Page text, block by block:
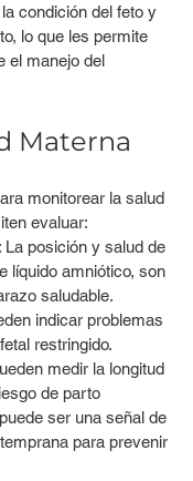
condición del feto y
lo que les permite
el manejo del
Materna
monitorear la salud
evaluar:
La posición y salud de
líquido amniótico, son
saludable.
indicar problemas
restringido.
medir la longitud
de parto
ser una señal de
para prevenir